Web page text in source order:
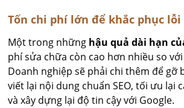
Tốn chi phí lớn để khắc phục lỗi
Một trong những hậu quả dài hạn
phí sửa chữa còn cao hơn nhiều so
Doanh nghiệp sẽ phải chi thêm để gỡ
viết lại nội dung chuẩn SEO, tối ưu lại
và xây dựng lại độ tin cậy với Google.